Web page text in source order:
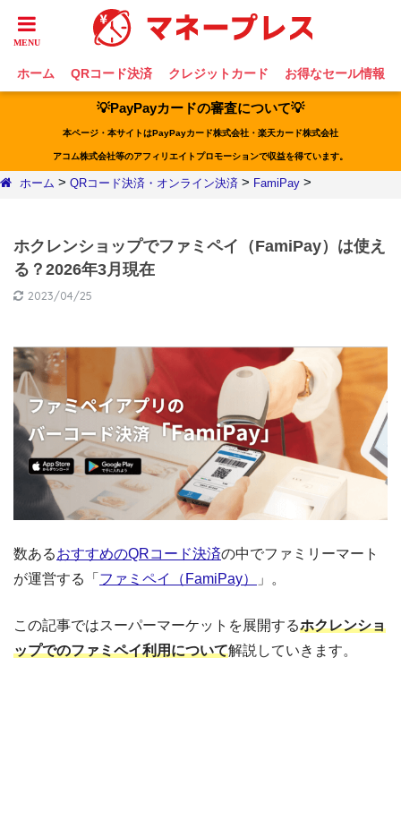
ホーム QRコード決済 クレジットカード お得なセール情報
💡PayPayカードの審査について💡
本ページ・本サイトはPayPayカード株式会社・楽天カード株式会社
アコム株式会社等のアフィリエイトプロモーションで収益を得ています。
ホーム > QRコード決済・オンライン決済 > FamiPay >
ホクレンショップでファミペイ（FamiPay）は使え
る？2026年3月現在
2023/04/25
数あるおすすめのQRコード決済の中でファミリーマート
が運営する「 ファミペイ（FamiPay） 」。
この記事ではスーパーマーケットを展開するホクレンショ
ップでのファミペイ利用について解説していきます。